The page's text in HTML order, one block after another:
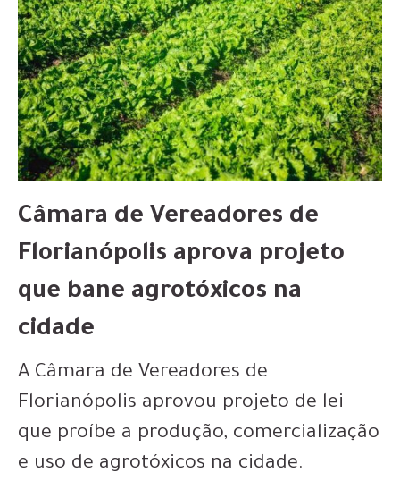
Câmara de Vereadores de
Florianópolis aprova projeto
que bane agrotóxicos na
cidade
A Câmara de Vereadores de
Florianópolis aprovou projeto de lei
que proíbe a produção, comercialização
e uso de agrotóxicos na cidade.